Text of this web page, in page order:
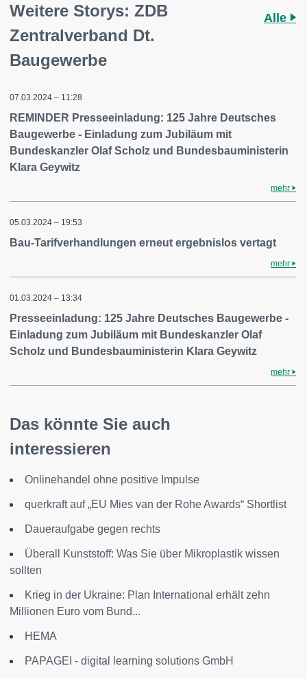
Weitere Storys: ZDB
Zentralverband Dt.
Baugewerbe
Alle
07.03.2024 – 11:28
REMINDER Presseeinladung: 125 Jahre Deutsches
Baugewerbe - Einladung zum Jubiläum mit
Bundeskanzler Olaf Scholz und Bundesbauministerin
Klara Geywitz
mehr
05.03.2024 – 19:53
Bau-Tarifverhandlungen erneut ergebnislos vertagt
mehr
01.03.2024 – 13:34
Presseeinladung: 125 Jahre Deutsches Baugewerbe -
Einladung zum Jubiläum mit Bundeskanzler Olaf
Scholz und Bundesbauministerin Klara Geywitz
mehr
Das könnte Sie auch
interessieren
Onlinehandel ohne positive Impulse
querkraft auf „EU Mies van der Rohe Awards“ Shortlist
Daueraufgabe gegen rechts
Überall Kunststoff: Was Sie über Mikroplastik wissen
sollten
Krieg in der Ukraine: Plan International erhält zehn
Millionen Euro vom Bund...
HEMA
PAPAGEI - digital learning solutions GmbH